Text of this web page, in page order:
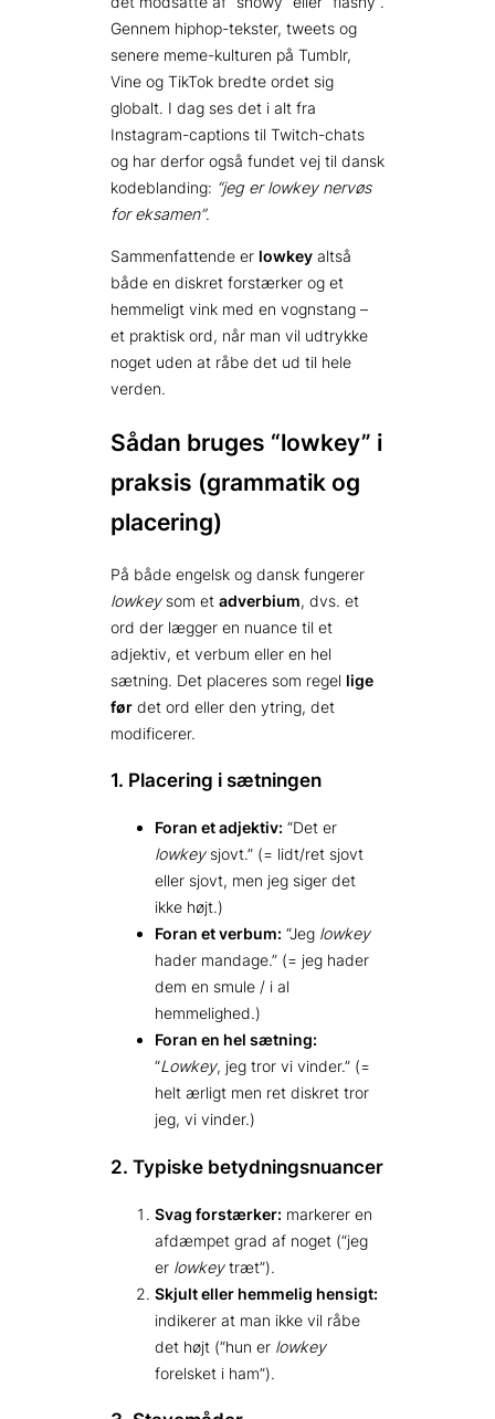
Gennem hiphop-tekster, tweets og
senere meme-kulturen på Tumblr,
Vine og TikTok bredte ordet sig
globalt. I dag ses det i alt fra
Instagram-captions til Twitch-chats
og har derfor også fundet vej til dansk
kodeblanding: “jeg er lowkey nervøs
for eksamen”.
Sammenfattende er lowkey altså
både en diskret forstærker og et
hemmeligt vink med en vognstang –
et praktisk ord, når man vil udtrykke
noget uden at råbe det ud til hele
verden.
Sådan bruges “lowkey” i
praksis (grammatik og
placering)
På både engelsk og dansk fungerer
lowkeysom et adverbium, dvs. et
ord der lægger en nuance til et
adjektiv, et verbum eller en hel
sætning. Det placeres som regel lige
før det ord eller den ytring, det
modificerer.
1. Placering i sætningen
Foran et adjektiv: “Det er
lowkeysjovt.” (= lidt/ret sjovt
eller sjovt, men jeg siger det
ikke højt.)
Foran et verbum: “Jeg lowkey
hader mandage.” (= jeg hader
dem en smule / i al
hemmelighed.)
Foran en hel sætning:
“Lowkey, jeg tror vi vinder.” (=
helt ærligt men ret diskret tror
jeg, vi vinder.)
2. Typiske betydnings­nuancer
Svag forstærker: markerer en
afdæmpet grad af noget (“jeg
er lowkeytræt”).
Skjult eller hemmelig hensigt:
indikerer at man ikke vil råbe
det højt (“hun er lowkey
forelsket i ham”).